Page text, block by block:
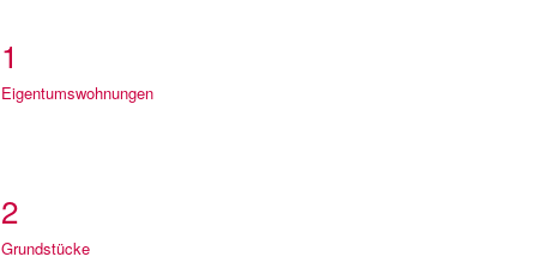
1
Eigentumswohnungen
2
Grundstücke